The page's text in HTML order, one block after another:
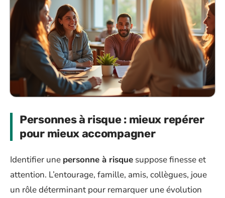
Personnes à risque : mieux repérer
pour mieux accompagner
Identifier une personne à risque suppose finesse et
attention. L’entourage, famille, amis, collègues, joue
un rôle déterminant pour remarquer une évolution